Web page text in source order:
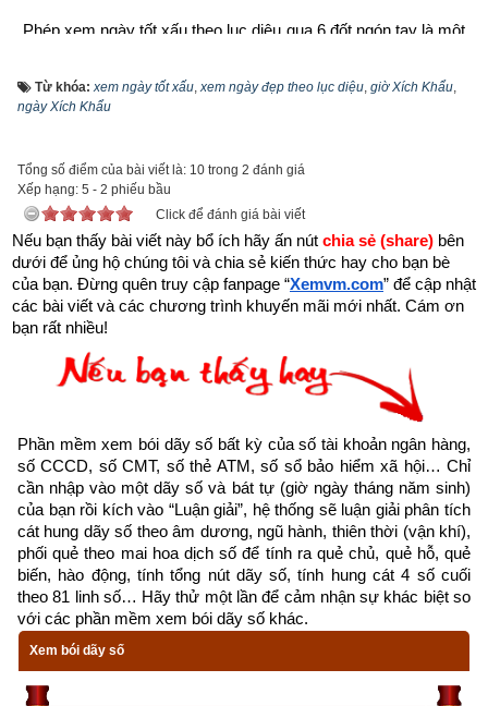
Phép xem ngày tốt xấu theo lục diệu qua 6 đốt ngón tay là một
tạo ra. Vậy phép xem ngày lục diệu là gì? “Lục” là 6 còn “diệu”
là tinh diệu thì ý chỉ các tinh quang, tinh tú (chòm sao) trong
đầu của dãy số thành (6 – 7 – 8 – 9 – 10) trong Hà Đồ. Số 6
cũng là số của 6 con Giáp trong vòng giáp tý 60 năm (Giáp Tý
thường được dùng trong phép tính “Độn lục giáp”, “Độn lục
nhâm” hay lục hư, lục nhâm tiểu độn…Phép lục diệu còn
được gọi là “Tiểu lục nhâm” là một phương pháp tính nhanh
tháng: 6 tháng lẻ thuộc Dương và 6 tháng chẵn thuộc Âm. Một
vài nhà thuật số cho rằng “Dương” là đại diện cho những gì là
tích cực, là thuận lợi, là may mắn; còn “Âm” là đại diện cho
phần tiêu cực, khó khăn, điều không may. Thuyết này trái
ngược với quan niệm của thuyết “ái ngẫu – tăng cơ” (có nghĩa
là yêu số chẵn – ghét số lẻ) vì cho rằng số chẵn là số có đôi
(số tốt) còn số lẻ là số đơn độc (số xấu).
Lục diệu ban đầu và Lục diệu lưu hành về sau có hơi khác
nhau. Theo "Sự lâm quảng ký Lục diệu có tên là: Đại an, Lưu
Liên, Tốc hỷ, Xích khẩu, Tiểu cát, Không vong. Còn "Đại ly
thư” thì lại ghi là: Thái an, Lưu Liên, Tắt cát, Xích khẩu, Chu
cát, Hư vong.
Từ khóa:xem ngày tốt xấu,xem ngày đẹp theo lục diệu, giờ Xích Khẩu,
ngày Xích Khẩu
Tổng số điểm của bài viết là: 10 trong 2 đánh giá
Xếp hạng: 5 - 2 phiếu bầu
Click để đánh giá bài viết
Nếu bạn thấy bài viết này bổ ích hãy ấn nút chia sẻ (share) bên
dưới để ủng hộ chúng tôi và chia sẻ kiến thức hay cho bạn bè
của bạn. Đừng quên truy cập fanpage “Xemvm.com” để cập nhật
các bài viết và các chương trình khuyến mãi mới nhất. Cám ơn
bạn rất nhiều!
Phần mềm xem bói dãy số bất kỳ của số tài khoản ngân hàng,
số CCCD, số CMT, số thẻ ATM, số sổ bảo hiểm xã hội… Chỉ
cần nhập vào một dãy số và bát tự (giờ ngày tháng năm sinh)
của bạn rồi kích vào “Luận giải”, hệ thống sẽ luận giải phân tích
cát hung dãy số theo âm dương, ngũ hành, thiên thời (vận khí),
phối quẻ theo mai hoa dịch số để tính ra quẻ chủ, quẻ hỗ, quẻ
biến, hào động, tính tổng nút dãy số, tính hung cát 4 số cuối
theo 81 linh số… Hãy thử một lần để cảm nhận sự khác biệt so
với các phần mềm xem bói dãy số khác.
Xem bói dãy số